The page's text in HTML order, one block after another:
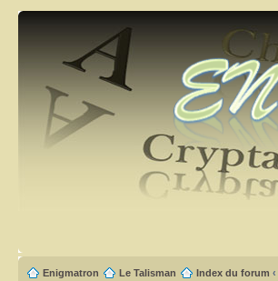
Enigmatron Le Talisman Index du forum ‹